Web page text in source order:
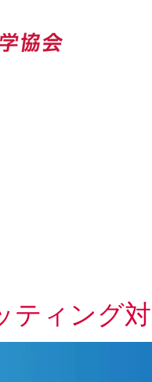
ティング